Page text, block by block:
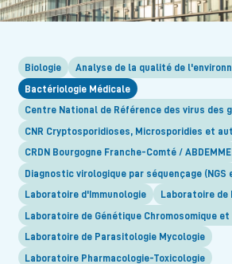
Biologie Analyse de la qualité de
Bactériologie Médicale
Centre National de Référence des virus
CNR Cryptosporidioses, Microsporidies et
CRDN Bourgogne Franche-Comté / ABDEMME
Diagnostic virologique par séquençage (NGS
Laboratoire d'Immunologie Laboratoire de
Laboratoire de Génétique Chromosomique
Laboratoire de Parasitologie Mycologie
Laboratoire Pharmacologie-Toxicologie